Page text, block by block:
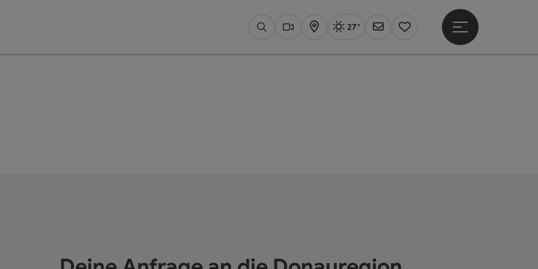
SuchenWebcams
KarteAktuelles Wetter Linz, sonnig
27°
Newsletter
Merkzettel
Hauptmenü öffnen